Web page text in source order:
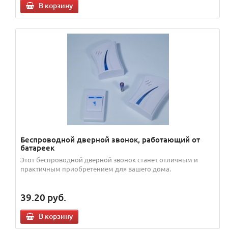
В корзину
Беспроводной дверной звонок, работающий от
батареек
Этот беспроводной дверной звонок станет отличным и
практичным приобретением для вашего дома.
39.20 руб.
В корзину